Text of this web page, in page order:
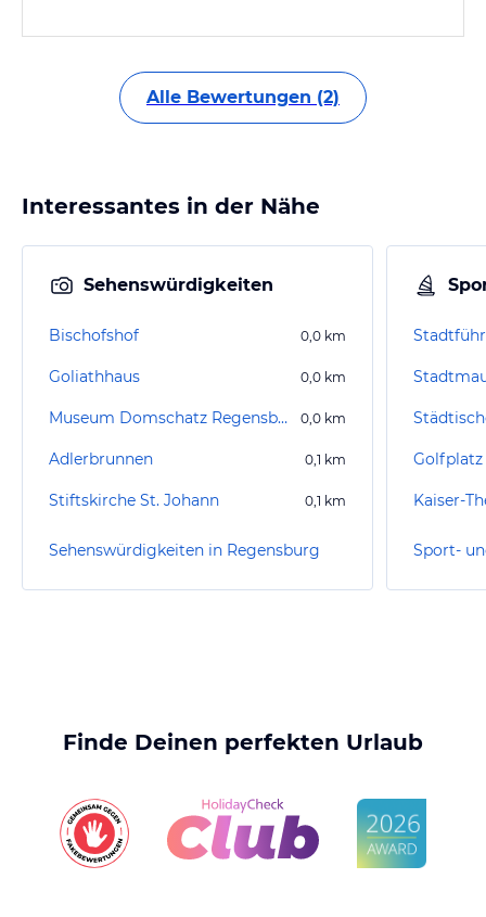
Alle Bewertungen (2)
Interessantes in der Nähe
Sehenswürdigkeiten
Bischofshof 0,0 km
Goliathhaus 0,0 km
Museum Domschatz Regensburg 0,0 km
Adlerbrunnen 0,1 km
Stiftskirche St. Johann 0,1 km
Sehenswürdigkeiten in Regensburg
Kaiser-
Finde Deinen perfekten Urlaub